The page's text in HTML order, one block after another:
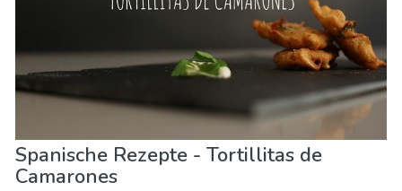
Spanische Rezepte - Tortillitas de
Camarones